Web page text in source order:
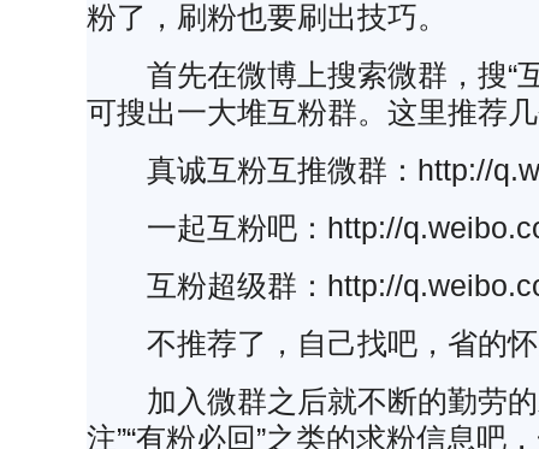
粉了，刷粉也要刷出技巧。
首先在微博上搜索微群，搜“
可搜出一大堆互粉群。这里推荐
真诚互粉互推微群：http://
一起互粉吧：http://
互粉超级群：http://
不推荐了，自己找吧，省的怀
加入微群之后就不断的勤劳的
注”“有粉必回”之类的求粉信息吧